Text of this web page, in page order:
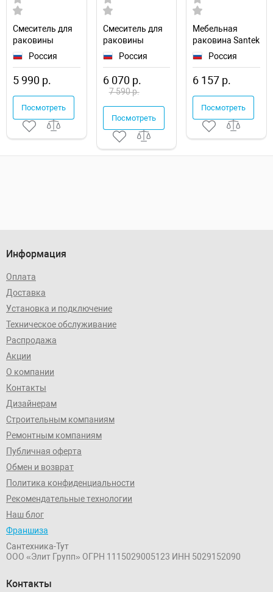
Смеситель для
раковины
Milardo Azure
Россия
5 990 р.
Посмотреть
Смеситель для
раковины
Milardo Maze
Россия
6 070 р.
7 590 р.
Посмотреть
Мебельная
раковина Santek
Балтика 80
Россия
6 157 р.
Посмотреть
Информация
Оплата
Доставка
Установка и подключение
Техническое обслуживание
Распродажа
Акции
О компании
Контакты
Дизайнерам
Строительным компаниям
Ремонтным компаниям
Публичная оферта
Обмен и возврат
Политика конфиденциальности
Рекомендательные технологии
Наш блог
Франшиза
Сантехника-Тут
ООО «Элит Групп» ОГРН 1115029005123 ИНН 5029152090
Контакты